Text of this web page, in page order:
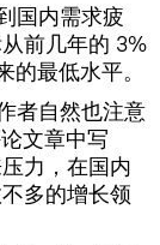
国内需求疲
前几年的 3%
最低水平。
者自然也注意
文章中写
力，在国内
多的增长领